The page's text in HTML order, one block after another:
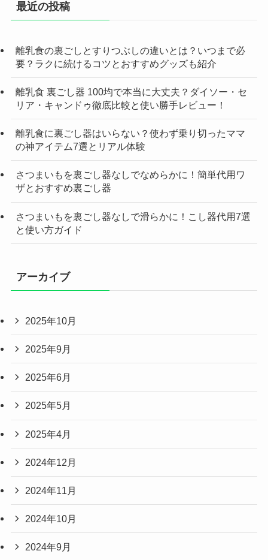
最近の投稿
離乳食の裏ごしとすりつぶしの違いとは？いつまで必
要？ラクに続けるコツとおすすめグッズも紹介
離乳食 裏ごし器 100均で本当に大丈夫？ダイソー・セ
リア・キャンドゥ徹底比較と使い勝手レビュー！
離乳食に裏ごし器はいらない？使わず乗り切ったママ
の神アイテム7選とリアル体験
さつまいもを裏ごし器なしでなめらかに！簡単代用ワ
ザとおすすめ裏ごし器
さつまいもを裏ごし器なしで滑らかに！こし器代用7選
と使い方ガイド
アーカイブ
2025年10月
2025年9月
2025年6月
2025年5月
2025年4月
2024年12月
2024年11月
2024年10月
2024年9月